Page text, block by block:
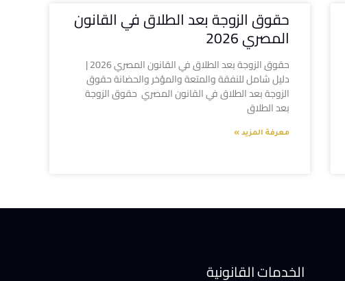
حقوق الزوجة بعد الطلاق في القانون
المصري 2026
حقوق الزوجة بعد الطلاق في القانون المصري 2026 |
دليل شامل للنفقة والمتعة والمؤخر والحضانة حقوق
الزوجة بعد الطلاق في القانون المصري حقوق الزوجة
بعد الطلاق
معرفة المزيد »
الخدمات القانونية